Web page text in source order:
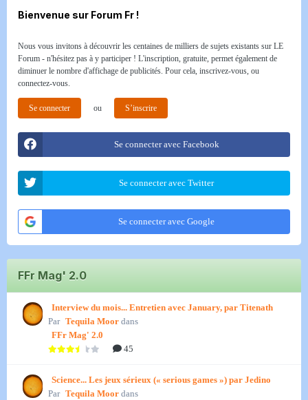
Bienvenue sur Forum Fr !
Nous vous invitons à découvrir les centaines de milliers de sujets existants sur LE
Forum - n'hésitez pas à y participer ! L'inscription, gratuite, permet également de
diminuer le nombre d'affichage de publicités. Pour cela, inscrivez-vous, ou
connectez-vous.
Se connecter ou S’inscrire
Se connecter avec Facebook
Se connecter avec Twitter
Se connecter avec Google
FFr Mag' 2.0
Interview du mois... Entretien avec January, par Titenath
Par Tequila Moor dans
FFr Mag' 2.0
45
Science... Les jeux sérieux (« serious games ») par Jedino
Par Tequila Moor dans